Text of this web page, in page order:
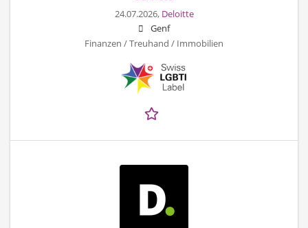
24.07.2026, Deloitte
Genf
Finanzen / Treuhand / Immobilien